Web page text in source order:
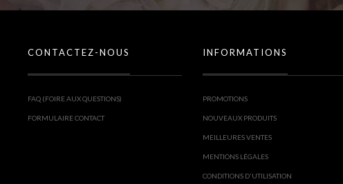
CONTACTEZ-NOUS
FAQ (FOIRE AUX QUESTIONS)
FORMULAIRE CONTACT
INFORMATIONS
PROMOTIONS
NOUVEAUX PRODUITS
MEILLEURES VENTES
MENTIONS LÉGALES
CONDITIONS D'UTILISATION